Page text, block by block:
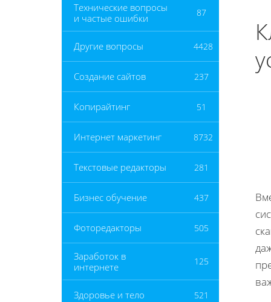
Технические вопросы
и частые ошибки
87
Другие вопросы 4428
Создание сайтов 237
Копирайтинг 51
Интернет маркетинг 8732
Текстовые редакторы 281
Бизнес обучение 437
Фоторедакторы 505
Заработок в
интернете
125
Здоровье и тело 521